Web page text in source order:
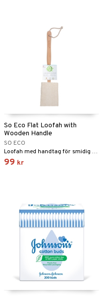
So Eco Flat Loofah with
Wooden Handle
SO ECO
Loofah med handtag för smidig rengöring från So Eco
99 kr